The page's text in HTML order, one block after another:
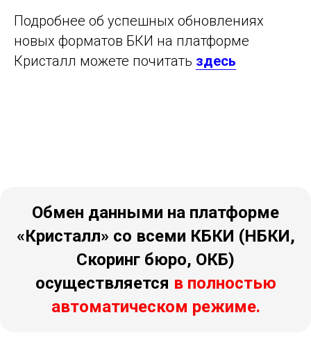
Подробнее об успешных обновлениях
новых форматов БКИ на платформе
Кристалл можете почитать здесь
Обмен данными на платформе
«Кристалл» со всеми КБКИ (НБКИ,
Скоринг бюро, ОКБ)
осуществляется в полностью
автоматическом режиме.